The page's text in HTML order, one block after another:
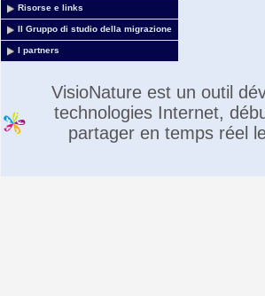
Risorse e links
Il Gruppo di studio della migrazione
I partners
VisioNature est un outil
technologies Internet,
partager en temps réel